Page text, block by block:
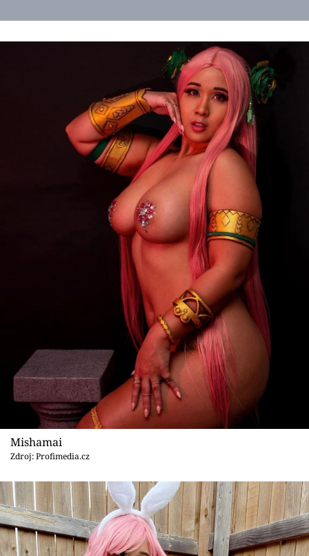
Mishamai
Zdroj: Profimedia.cz